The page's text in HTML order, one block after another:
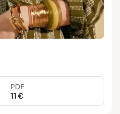
PDF
11 €